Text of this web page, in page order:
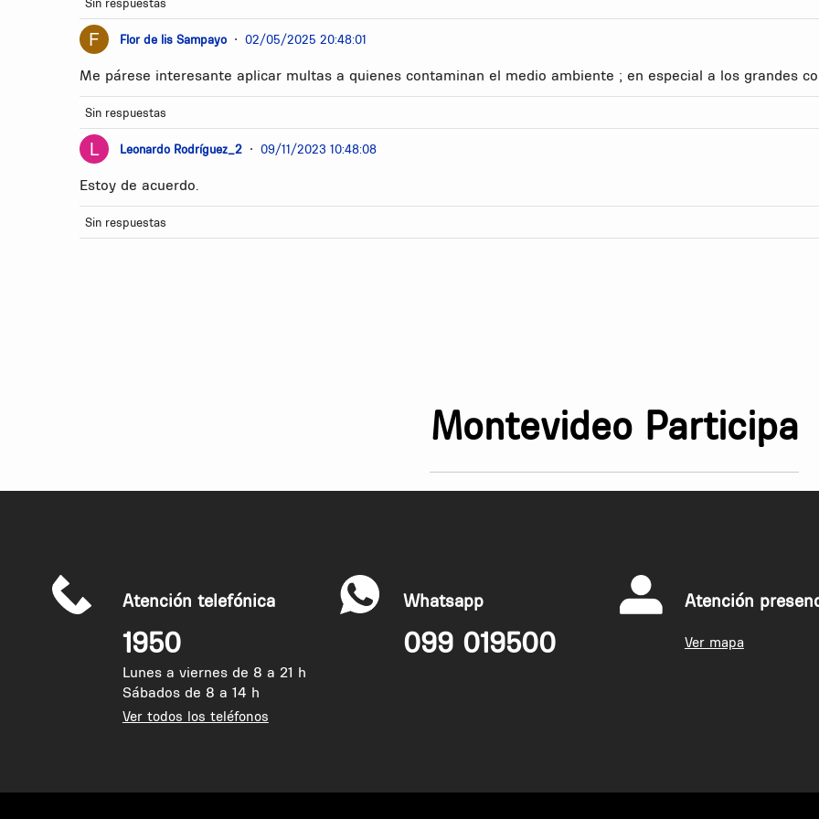
Flor de lis Sampayo • 02/05/2025 20:48:01
Me párese interesante aplicar multas a quienes contaminan el medio ambiente ; en especial a los grandes
Sin respuestas
Leonardo Rodríguez_2 • 09/11/2023 10:48:08
Estoy de acuerdo.
Sin respuestas
Montevideo Participa
Atención telefónica
1950
Lunes a viernes de 8 a 21 h
Sábados de 8 a 14 h
Ver todos los teléfonos
Whatsapp
099 019500
Atención
Ver mapa